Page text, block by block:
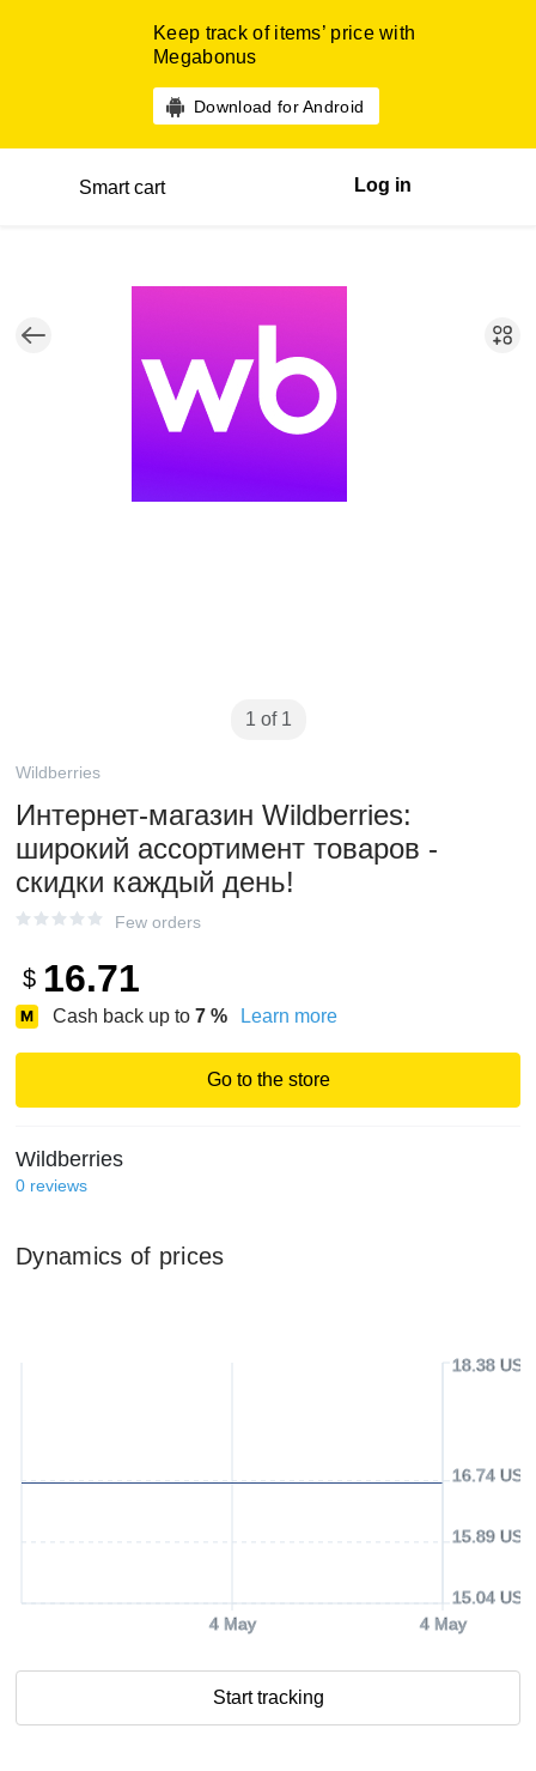
Keep track of items’ price with
Megabonus
Download for Android
Smart cart Log in
1 of 1
Wildberries
Интернет‑магазин Wildberries:
широкий ассортимент товаров -
скидки каждый день!
Few orders
$ 16.71
Cash back up to 7 % Learn more
Go to the store
Wildberries
0 reviews
Dynamics of prices
4 May 4 May
15.04 USD
15.89 USD
16.74 USD
18.38 USD
Start tracking